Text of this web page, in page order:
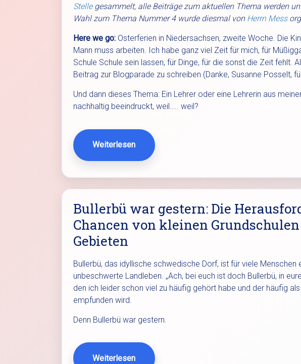
Stellegesammelt, alle Beiträge zum aktuellen Thema werden
Wahl zum Thema Nummer 4 wurde diesmal von Herrn Mess
Here we go: Osterferien in Niedersachsen, zweite Woche. Die
Mann muss arbeiten. Ich habe ganz viel Zeit für mich, für
Schule Schule sein lassen, für Dinge, für die sonst die Zeit fehlt.
Beitrag zur Blogparade zu schreiben (Danke, Susanne Posselt,
Und dann dieses Thema: Ein Lehrer oder eine Lehrerin aus
nachhaltig beeindruckt, weil….. weil?
Weiterlesen
Bullerbü war gestern: Die
Chancen von kleinen
Gebieten
Bullerbü, das idyllische schwedische Dorf, ist für viele Menschen
unbeschwerte Landleben. „Ach, bei euch ist doch Bullerbü, in
den ich leider schon viel zu häufig gehört habe und der häufig
empfunden wird.
Denn Bullerbü war gestern.
Weiterlesen